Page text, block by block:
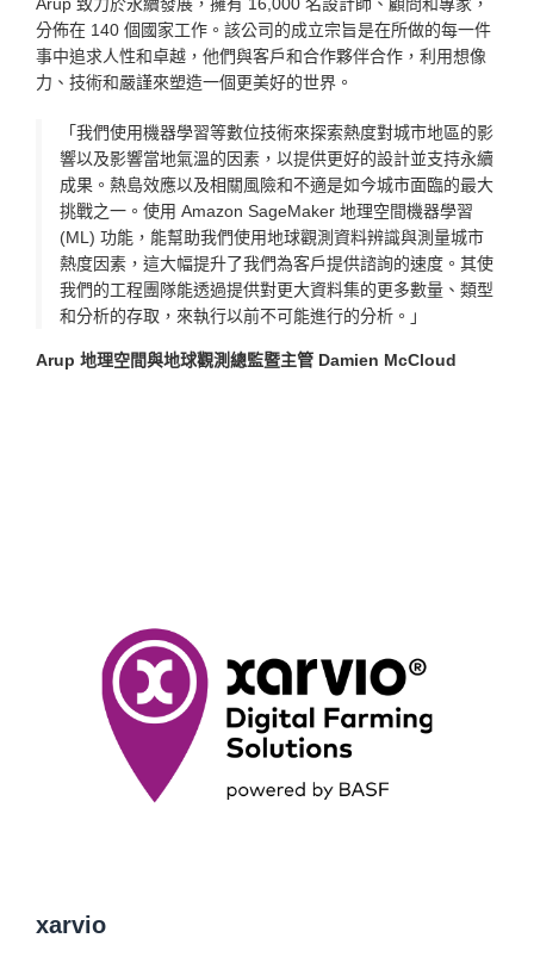
分佈在 140 個國家工作。該公司的成立宗旨是在所做的每一件
事中追求人性和卓越，他們與客戶和合作夥伴合作，利用想像
力、技術和嚴謹來塑造一個更美好的世界。
「我們使用機器學習等數位技術來探索熱度對城市地區的影
響以及影響當地氣溫的因素，以提供更好的設計並支持永續
成果。熱島效應以及相關風險和不適是如今城市面臨的最大
挑戰之一。使用 Amazon SageMaker 地理空間機器學習
(ML) 功能，能幫助我們使用地球觀測資料辨識與測量城市
熱度因素，這大幅提升了我們為客戶提供諮詢的速度。其使
我們的工程團隊能透過提供對更大資料集的更多數量、類型
和分析的存取，來執行以前不可能進行的分析。」
Arup 地理空間與地球觀測總監暨主管 Damien McCloud
xarvio